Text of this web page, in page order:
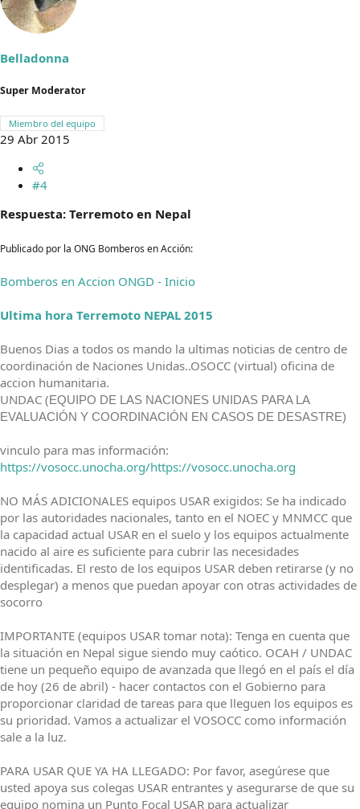
Belladonna
Super Moderator
Miembro del equipo
29 Abr 2015
#4
Respuesta: Terremoto en Nepal
Publicado por la ONG Bomberos en Acción:
Bomberos en Accion ONGD - Inicio
Ultima hora Terremoto NEPAL 2015
Buenos Dias a todos os mando la ultimas noticias de centro de
coordinación de Naciones Unidas..OSOCC (virtual) oficina de
accion humanitaria.
UNDAC (EQUIPO DE LAS NACIONES UNIDAS PARA LA
EVALUACIÓN Y COORDINACIÓN EN CASOS DE DESASTRE)
vinculo para mas información:
https://vosocc.unocha.org/https://vosocc.unocha.org
NO MÁS ADICIONALES equipos USAR exigidos: Se ha indicado
por las autoridades nacionales, tanto en el NOEC y MNMCC que
la capacidad actual USAR en el suelo y los equipos actualmente
nacido al aire es suficiente para cubrir las necesidades
identificadas. El resto de los equipos USAR deben retirarse (y no
desplegar) a menos que puedan apoyar con otras actividades de
socorro
IMPORTANTE (equipos USAR tomar nota): Tenga en cuenta que
la situación en Nepal sigue siendo muy caótico. OCAH / UNDAC
tiene un pequeño equipo de avanzada que llegó en el país el día
de hoy (26 de abril) - hacer contactos con el Gobierno para
proporcionar claridad de tareas para que lleguen los equipos es
su prioridad. Vamos a actualizar el VOSOCC como información
sale a la luz.
PARA USAR QUE YA HA LLEGADO: Por favor, asegúrese que
usted apoya sus colegas USAR entrantes y asegurarse de que su
equipo nomina un Punto Focal USAR para actualizar